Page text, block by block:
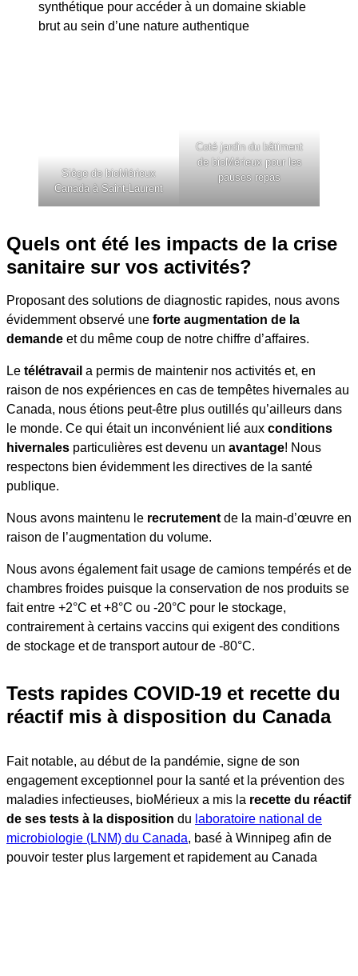
synthétique pour accéder à un domaine skiable
brut au sein d’une nature authentique
Siège de bioMérieux
Canada à Saint-Laurent
Coté jardin du bâtiment
de bioMérieux pour les
pauses repas
Quels ont été les impacts de la crise
sanitaire sur vos activités?
Proposant des solutions de diagnostic rapides, nous avons
évidemment observé une forte augmentation de la
demande et du même coup de notre chiffre d’affaires.
Le télétravail a permis de maintenir nos activités et, en
raison de nos expériences en cas de tempêtes hivernales au
Canada, nous étions peut-être plus outillés qu’ailleurs dans
le monde. Ce qui était un inconvénient lié aux conditions
hivernales particulières est devenu un avantage! Nous
respectons bien évidemment les directives de la santé
publique.
Nous avons maintenu le recrutement de la main-d’œuvre en
raison de l’augmentation du volume.
Nous avons également fait usage de camions tempérés et de
chambres froides puisque la conservation de nos produits se
fait entre +2°C et +8°C ou -20°C pour le stockage,
contrairement à certains vaccins qui exigent des conditions
de stockage et de transport autour de -80°C.
Tests rapides COVID-19 et recette du
réactif mis à disposition du Canada
Fait notable, au début de la pandémie, signe de son
engagement exceptionnel pour la santé et la prévention des
maladies infectieuses, bioMérieux a mis la recette du réactif
de ses tests à la disposition du laboratoire national de
microbiologie (LNM) du Canada, basé à Winnipeg afin de
pouvoir tester plus largement et rapidement au Canada